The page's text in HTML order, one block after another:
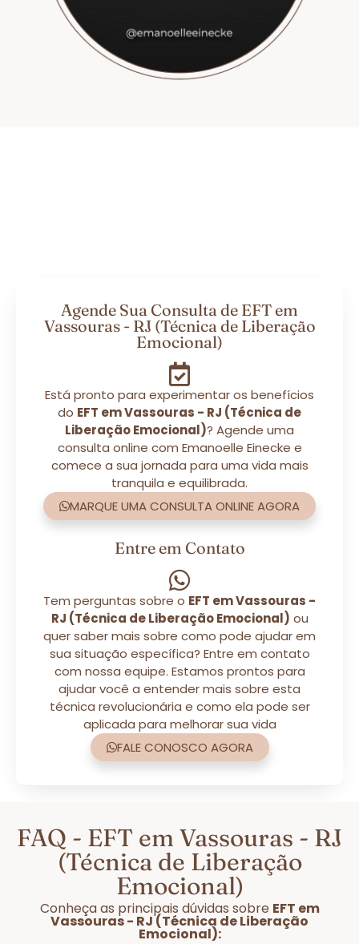
Agende Sua Consulta de EFT em
Vassouras - RJ (Técnica de Liberação
Emocional)
Está pronto para experimentar os benefícios
do EFT em Vassouras - RJ (Técnica de
Liberação Emocional)? Agende uma
consulta online com Emanoelle Einecke e
comece a sua jornada para uma vida mais
tranquila e equilibrada.
MARQUE UMA CONSULTA ONLINE AGORA
Entre em Contato
Tem perguntas sobre o EFT em Vassouras -
RJ (Técnica de Liberação Emocional) ou
quer saber mais sobre como pode ajudar em
sua situação específica? Entre em contato
com nossa equipe. Estamos prontos para
ajudar você a entender mais sobre esta
técnica revolucionária e como ela pode ser
aplicada para melhorar sua vida
FALE CONOSCO AGORA
FAQ - EFT em Vassouras - RJ
(Técnica de Liberação
Emocional)
Conheça as principais dúvidas sobre EFT em
Vassouras - RJ (Técnica de Liberação
Emocional):